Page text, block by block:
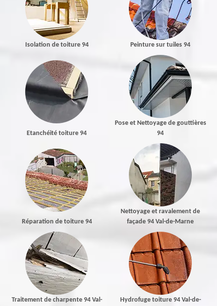
Isolation de toiture 94 Peinture sur tuiles 94
Etanchéité toiture 94
Pose et Nettoyage de gouttières
94
Réparation de toiture 94
Nettoyage et ravalement de
façade 94 Val-de-Marne
Traitement de charpente 94 Val-
Hydrofuge toiture 94 Val-de-